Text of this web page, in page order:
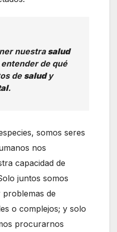
nuestra salud
de qué
de saludy
.
somos seres
nos
capacidad de
juntos somos
problemas de
o complejos; y solo
procurarnos